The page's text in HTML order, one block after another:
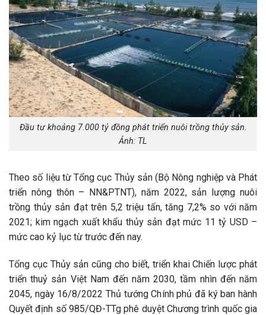
Đầu tư khoảng 7.000 tỷ đồng phát triển nuôi trồng thủy sản.
Ảnh: TL
Theo số liệu từ Tổng cục Thủy sản (Bộ Nông nghiệp và Phát
triển nông thôn – NN&PTNT), năm 2022, sản lượng nuôi
trồng thủy sản đạt trên 5,2 triệu tấn, tăng 7,2% so với năm
2021; kim ngạch xuất khẩu thủy sản đạt mức 11 tỷ USD –
mức cao kỷ lục từ trước đến nay.
Tổng cục Thủy sản cũng cho biết, triển khai Chiến lược phát
triển thuỷ sản Việt Nam đến năm 2030, tầm nhìn đến năm
2045, ngày 16/8/2022 Thủ tướng Chính phủ đã ký ban hành
Quyết định số 985/QĐ-TTg phê duyệt Chương trình quốc gia